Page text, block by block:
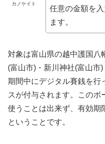
カノケイト
任意の金額を
ます。
対象は富山県の越中護国八
(富山市)・新川神社(富山市
期間中にデジタル賽銭を行
スが付与されます。このボ
使うことは出来ず、有効期
ということです。